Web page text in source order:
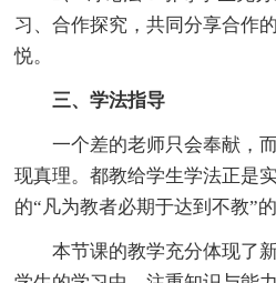
习、合作探究，共同分享合作
悦。
三、学法指导
一个差的老师只会奉献，而
现真理。都教给学生学法正是
的“凡为教者必期于达到不教”的
本节课的教学充分体现了新